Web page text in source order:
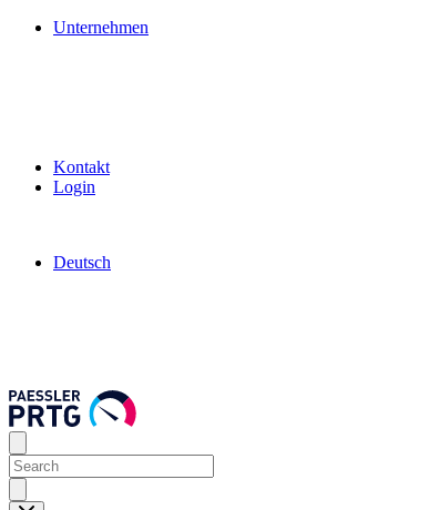
Unternehmen
Kontakt
Login
Deutsch